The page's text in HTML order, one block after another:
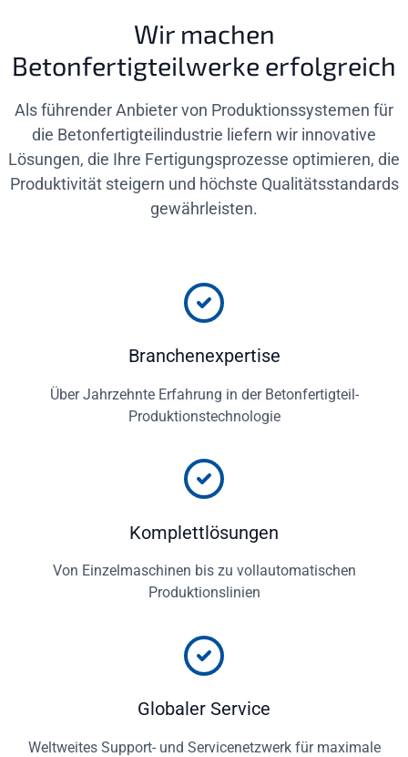
Wir machen
Betonfertigteilwerke erfolgreich
Als führender Anbieter von Produktionssystemen für
die Betonfertigteilindustrie liefern wir innovative
Lösungen, die Ihre Fertigungsprozesse optimieren, die
Produktivität steigern und höchste Qualitätsstandards
gewährleisten.
Branchenexpertise
Über Jahrzehnte Erfahrung in der Betonfertigteil-
Produktionstechnologie
Komplettlösungen
Von Einzelmaschinen bis zu vollautomatischen
Produktionslinien
Globaler Service
Weltweites Support- und Servicenetzwerk für maximale